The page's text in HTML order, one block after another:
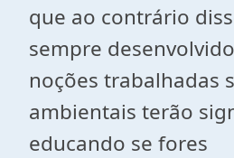
que ao contrário
sempre
noções trabalhadas
ambientais terão
educando se fores